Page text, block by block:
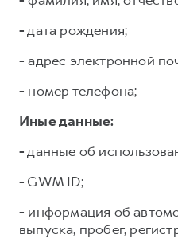
-дата рождения;
- адрес электронной
- номер телефона;
Иные данные:
-данные об
- GWM ID;
- информация об
выпуска, пробег,